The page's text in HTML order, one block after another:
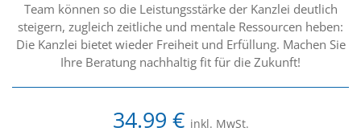
Team können so die Leistungsstärke der Kanzlei deutlich
steigern, zugleich zeitliche und mentale Ressourcen heben:
Die Kanzlei bietet wieder Freiheit und Erfüllung. Machen Sie
Ihre Beratung nachhaltig fit für die Zukunft!
34.99 € inkl. MwSt.